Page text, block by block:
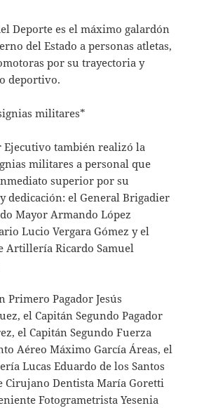
Deporte es el máximo galardón
del Estado a personas atletas,
por su trayectoria y
deportivo.
militares*
Ejecutivo también realizó la
militares a personal que
superior por su
dedicación: el General Brigadier
Mayor Armando López
Lucio Vergara Gómez y el
Artillería Ricardo Samuel
Primero Pagador Jesús
el Capitán Segundo Pagador
el Capitán Segundo Fuerza
Aéreo Máximo García Áreas, el
Lucas Eduardo de los Santos
Cirujano Dentista María Goretti
Fotogrametrista Yesenia